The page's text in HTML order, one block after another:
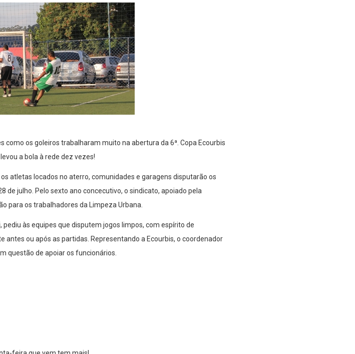
os goleiros trabalharam muito na abertura da 6ª. Copa Ecourbis
a bola à rede dez vezes!
atletas locados no aterro, comunidades e garagens disputarão os
de julho. Pelo sexto ano concecutivo, o sindicato, apoiado pela
para os trabalhadores da Limpeza Urbana.
às equipes que disputem jogos limpos, com espírito de
ou após as partidas. Representando a Ecourbis, o coordenador
questão de apoiar os funcionários.